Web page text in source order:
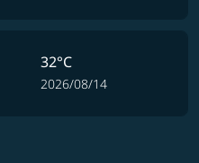
32°C
2026/08/14